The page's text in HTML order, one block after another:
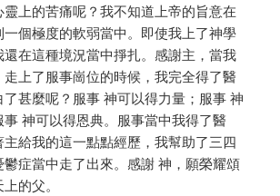
上的苦痛呢？我不知道上帝的旨意在
個極度的軟弱當中。即使我上了神學
在這種境況當中掙扎。感謝主，當我
上了服事崗位的時候，我完全得了醫
甚麼呢？服事 神可以得力量；服事 神
神可以得恩典。服事當中我得了醫
給我的這一點點經歷，我幫助了三四
症當中走了出來。感謝 神，願榮耀頌
的父。